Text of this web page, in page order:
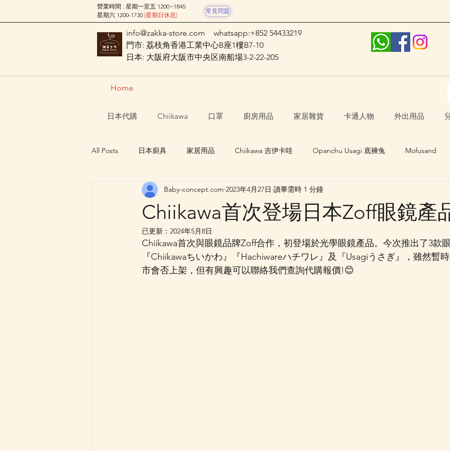
營業時間 : 星期一至五 1200~1845
星期六 1200-1730 (星期日休息)
常見問題
info@zakka-store.com
whatsapp:+852 54433219
門市: 荔枝角香港工業中心B座1樓B7-10
日本: 大阪府大阪市中央区南船場3-2-22-205
Home
日本代購 Chiikawa 口罩 廚房用品 家居雜貨 卡通人物 外出用品
All Posts 日本廚具 家居用品 Chiikawa 吉伊卡哇 Opanchu Usagi 底褲兔 Mofusand
Nagano Characters 長野角色 日本口罩 其他卡通人物
Chiikawa首次登場日本Zoff眼鏡產
Baby-concept.com 2023年4月27日 讀畢需時 1 分鐘
已更新： 2024年5月8日
Chiikawa首次與眼鏡品牌Zoff合作，初登場於光學眼鏡產品。今次推出了3款
『Chiikawaちいかわ』『Hachiwareハチワレ』及『Usagiうさぎ』，雖然暫
市會否上架，但有興趣可以聯絡我們查詢代購報價!😊